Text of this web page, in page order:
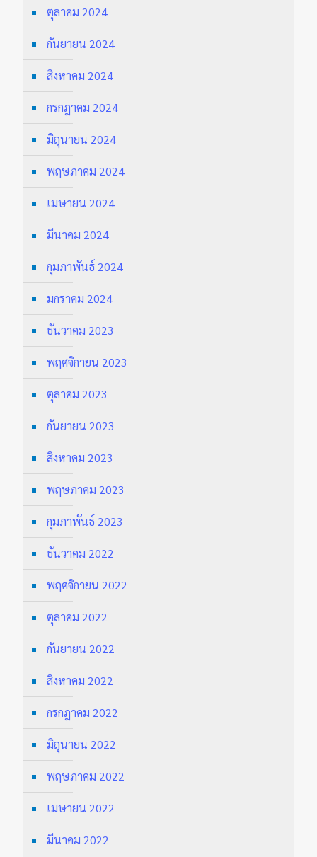
ตุลาคม 2024
กันยายน 2024
สิงหาคม 2024
กรกฎาคม 2024
มิถุนายน 2024
พฤษภาคม 2024
เมษายน 2024
มีนาคม 2024
กุมภาพันธ์ 2024
มกราคม 2024
ธันวาคม 2023
พฤศจิกายน 2023
ตุลาคม 2023
กันยายน 2023
สิงหาคม 2023
พฤษภาคม 2023
กุมภาพันธ์ 2023
ธันวาคม 2022
พฤศจิกายน 2022
ตุลาคม 2022
กันยายน 2022
สิงหาคม 2022
กรกฎาคม 2022
มิถุนายน 2022
พฤษภาคม 2022
เมษายน 2022
มีนาคม 2022